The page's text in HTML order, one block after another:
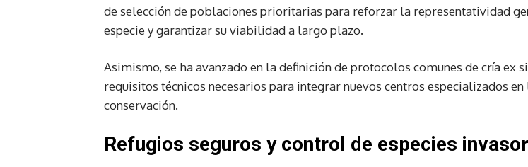
de selección de poblaciones prioritarias para reforzar la representatividad
especie y garantizar su viabilidad a largo plazo.
Asimismo, se ha avanzado en la definición de protocolos comunes de cría ex
requisitos técnicos necesarios para integrar nuevos centros especializados en
conservación.
Refugios seguros y control de especies